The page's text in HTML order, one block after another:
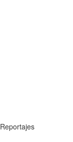
Reportajes